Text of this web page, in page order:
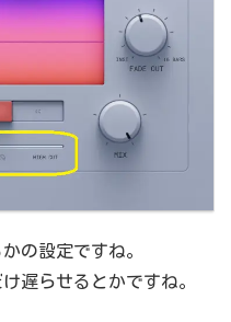
の設定ですね。
遅らせるとかですね。